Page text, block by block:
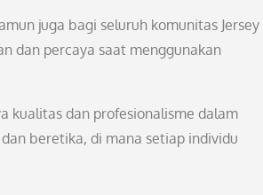
juga bagi seluruh komunitas Jersey
dan percaya saat menggunakan
kualitas dan profesionalisme dalam
beretika, di mana setiap individu